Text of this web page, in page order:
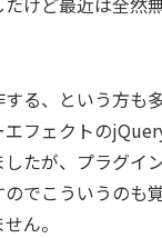
る、という方も
フェクトの
たが、プラグイ
でこういうのも
ん。